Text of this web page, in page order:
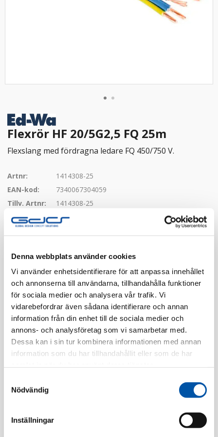
Denna webbplats använder cookies
Vi använder enhetsidentifierare för att anpassa innehållet
och annonserna till användarna, tillhandahålla funktioner
för sociala medier och analysera vår trafik. Vi
vidarebefordrar även sådana identifierare och annan
information från din enhet till de sociala medier och
annons- och analysföretag som vi samarbetar med.
Dessa kan i sin tur kombinera informationen med annan
information som du har tillhandahållit eller som de har
Nödvändig
Inställningar
Flexrör HF 20/5G2,5 FQ 25m
Flexslang med fördragna ledare FQ 450/750 V.
Artnr:
1414308-25
EAN-kod:
7340067304059
Tillv. Artnr:
1414308-25
Finns i lager
Registrera dig
Beskrivning
Specifikation
Relaterade produkter